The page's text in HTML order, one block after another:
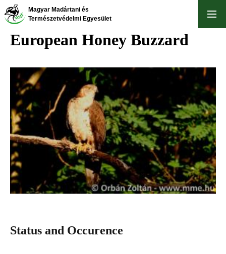
Skip
to
content
Magyar Madártani és
Természetvédelmi Egyesület
European Honey Buzzard
Status and Occurence